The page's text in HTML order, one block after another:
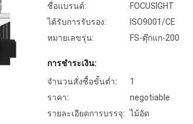
ชื่อแบรนด์:
FOCUSIGHT
ได้รับการรับรอง:
ISO9001/CE
หมายเลขรุ่น:
FS-ตุ๊กแก-200
การชำระเงิน:
จำนวนสั่งซื้อขั้นต่ำ:
1
ราคา:
negotiable
รายละเอียดการบรรจุ: ไม้อัด